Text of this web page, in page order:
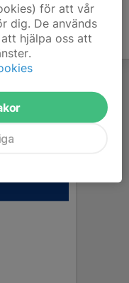
för att vår
dig. De används
hjälpa oss att